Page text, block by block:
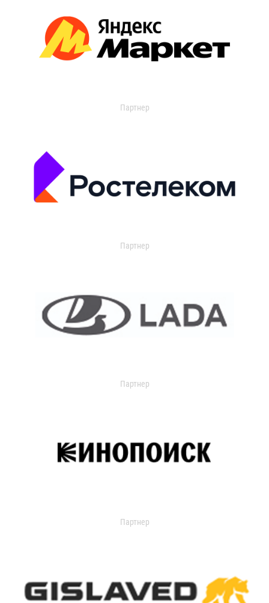
Партнер
Партнер
Партнер
Партнер